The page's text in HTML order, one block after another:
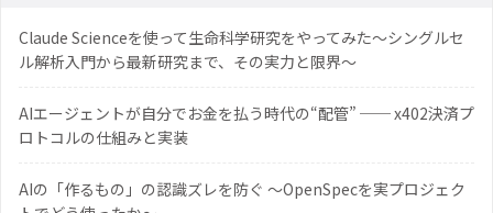
Claude Scienceを使って生命科学研究をやってみた〜シングルセ
ル解析入門から最新研究まで、その実力と限界〜
AIエージェントが自分でお金を払う時代の“配管” ── x402決済プ
ロトコルの仕組みと実装
AIの「作るもの」の認識ズレを防ぐ 〜OpenSpecを実プロジェク